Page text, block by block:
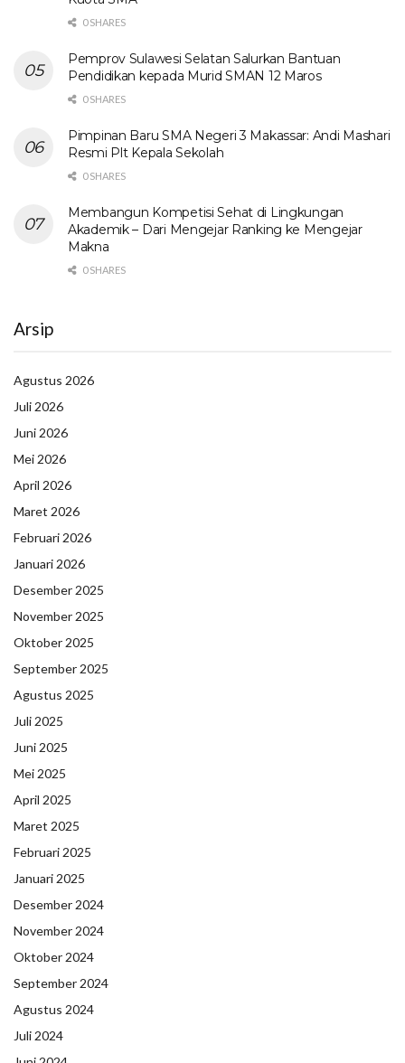
0 SHARES
Pemprov Sulawesi Selatan Salurkan Bantuan
Pendidikan kepada Murid SMAN 12 Maros
0 SHARES
Pimpinan Baru SMA Negeri 3 Makassar: Andi Mashari
Resmi Plt Kepala Sekolah
0 SHARES
Membangun Kompetisi Sehat di Lingkungan
Akademik – Dari Mengejar Ranking ke Mengejar
Makna
0 SHARES
Arsip
Agustus 2026
Juli 2026
Juni 2026
Mei 2026
April 2026
Maret 2026
Februari 2026
Januari 2026
Desember 2025
November 2025
Oktober 2025
September 2025
Agustus 2025
Juli 2025
Juni 2025
Mei 2025
April 2025
Maret 2025
Februari 2025
Januari 2025
Desember 2024
November 2024
Oktober 2024
September 2024
Agustus 2024
Juli 2024